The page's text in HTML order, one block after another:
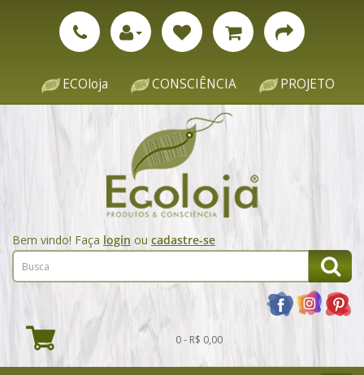
ECOloja CONSCIÊNCIA PROJETO
Bem vindo! Faça login ou cadastre-se
0 - R$ 0,00